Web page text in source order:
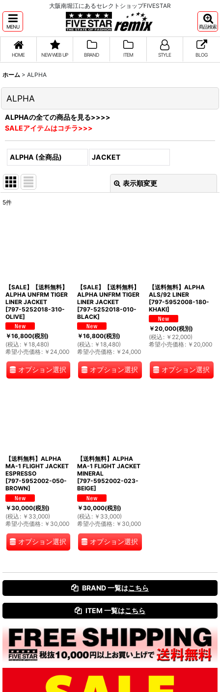
大阪南堀江にあるセレクトショップFIVESTAR
MENU 商品検索
HOME NEW WEB UP BRAND ITEM STYLE BLOG
ホーム > ALPHA
ALPHA
ALPHAの全ての商品を見る>>>>
SALEアイテムはコチラ>>>
ALPHA (全商品) JACKET
表示順変更
絞り込む
5件
【SALE】【送料無料】
ALPHA UNFRM TIGER
LINER JACKET
[797-5252018-310-
OLIVE]
￥16,800(税別)
(税込 : ￥ 18,480)
希望小売価格: ￥ 24,000
オプション選択
【SALE】【送料無料】
ALPHA UNFRM TIGER
LINER JACKET
[797-5252018-010-
BLACK]
￥16,800(税別)
(税込 : ￥ 18,480)
希望小売価格: ￥ 24,000
オプション選択
【送料無料】ALPHA
ALS/92 LINER
[797-5952008-180-
KHAKI]
￥20,000(税別)
(税込 : ￥ 22,000)
希望小売価格: ￥ 20,000
オプション選択
【送料無料】ALPHA
MA-1 FLIGHT JACKET
ESPRESSO
[797-5952002-050-
BROWN]
￥30,000(税別)
(税込 : ￥ 33,000)
希望小売価格: ￥ 30,000
オプション選択
【送料無料】ALPHA
MA-1 FLIGHT JACKET
MINERAL
[797-5952002-023-
BEIGE]
￥30,000(税別)
(税込 : ￥ 33,000)
希望小売価格: ￥ 30,000
オプション選択
BRAND 一覧はこちら
ITEM 一覧はこちら